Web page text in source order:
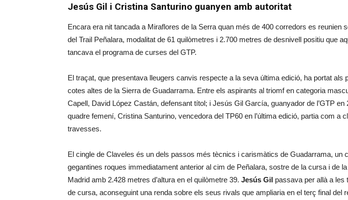
Jesús Gil i Cristina Santurino guanyen amb autoritat
Encara era nit tancada a Miraflores de la Serra quan més de 400 corredors es reunien
del Trail Peñalara, modalitat de 61 quilòmetres i 2.700 metres de desnivell positiu que
tancava el programa de curses del GTP.
El traçat, que presentava lleugers canvis respecte a la seva última edició, ha portat als
cotes altes de la Sierra de Guadarrama. Entre els aspirants al triomf en categoria
Capell, David López Castán, defensant títol; i Jesús Gil García, guanyador de l’GTP en
quadre femení, Cristina Santurino, vencedora del TP60 en l’última edició, partia com a
travesses.
El cingle de Claveles és un dels passos més tècnics i carismàtics de Guadarrama, un
gegantines roques immediatament anterior al cim de Peñalara, sostre de la cursa i de
Madrid amb 2.428 metres d’altura en el quilòmetre 39. Jesús Gil passava per allà a les
de cursa, aconseguint una renda sobre els seus rivals que ampliaria en el terç final del